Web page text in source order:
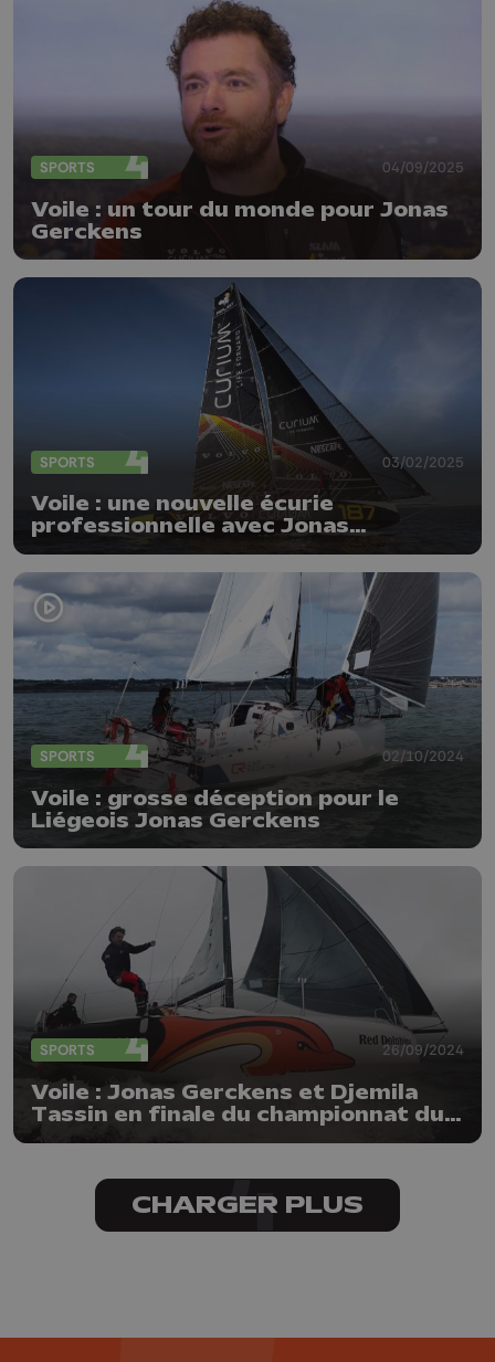
SPORTS 04/09/2025
Voile : un tour du monde pour Jonas
Gerckens
SPORTS 03/02/2025
Voile : une nouvelle écurie
professionnelle avec Jonas
SPORTS 02/10/2024
Voile : grosse déception pour le
Liégeois Jonas Gerckens
SPORTS 26/09/2024
Voile : Jonas Gerckens et Djemila
Tassin en finale du championnat du
CHARGER PLUS